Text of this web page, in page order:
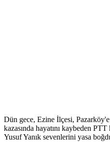
Dün gece, Ezine İlçesi,
kazasında hayatını kaybeden PTT
Yusuf Yanık sevenlerini yasa